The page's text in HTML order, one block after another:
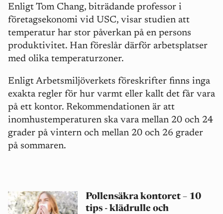
Enligt Tom Chang, biträdande professor i
företagsekonomi vid USC, visar studien att
temperatur har stor påverkan på en persons
produktivitet. Han föreslår därför arbetsplatser
med olika temperaturzoner.
Enligt Arbetsmiljöverkets föreskrifter finns inga
exakta regler för hur varmt eller kallt det får vara
på ett kontor. Rekommendationen är att
inomhustemperaturen ska vara mellan 20 och 24
grader på vintern och mellan 20 och 26 grader
på sommaren.
Pollensäkra kontoret – 10
tips - klädrulle och